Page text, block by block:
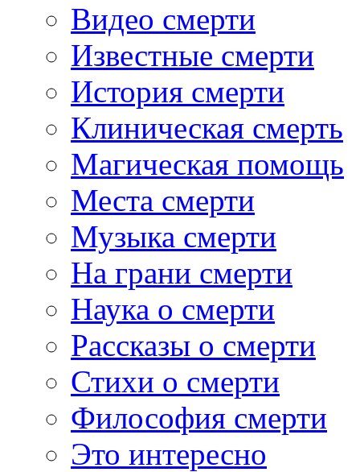
Видео смерти
Известные смерти
История смерти
Клиническая смерть
Магическая помощь
Места смерти
Музыка смерти
На грани смерти
Наука о смерти
Рассказы о смерти
Стихи о смерти
Философия смерти
Это интересно